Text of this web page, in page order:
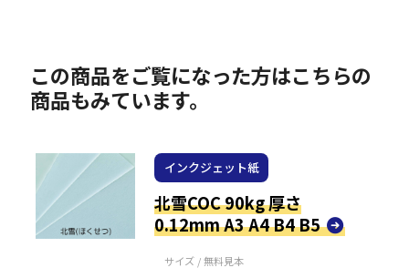
この商品をご覧になった方はこちらの
商品もみています。
インクジェット紙
北雪COC 90kg 厚さ
0.12mm A3 A4 B4 B5
サイズ / 無料見本